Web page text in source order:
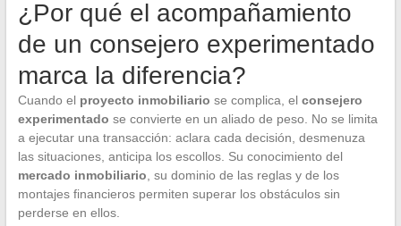
¿Por qué el acompañamiento
de un consejero experimentado
marca la diferencia?
Cuando el proyecto inmobiliario se complica, el consejero
experimentado se convierte en un aliado de peso. No se limita
a ejecutar una transacción: aclara cada decisión, desmenuza
las situaciones, anticipa los escollos. Su conocimiento del
mercado inmobiliario , su dominio de las reglas y de los
montajes financieros permiten superar los obstáculos sin
perderse en ellos.